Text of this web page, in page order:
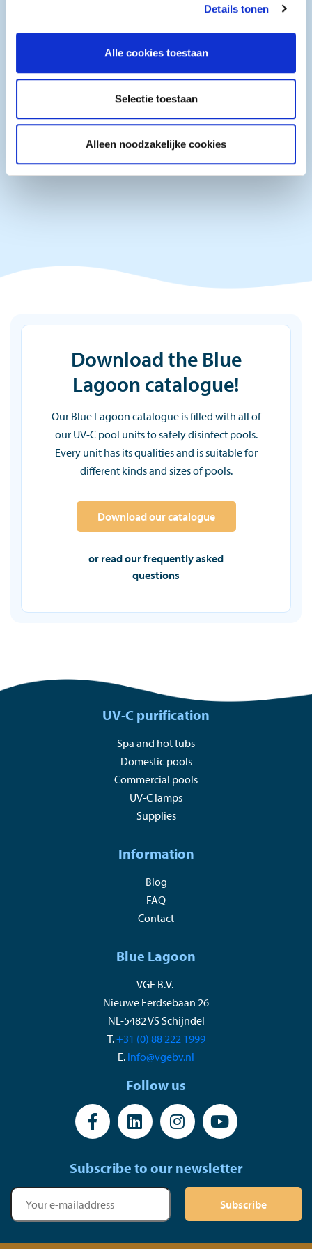
en om ons websiteverkeer te analyseren. Ook delen we
partners kunnen deze gegevens combineren met andere
informatie die u aan ze heeft verstrekt of die ze hebben
verzameld op basis van uw gebruik van hun services.
Details tonen
Alle cookies toestaan
Selectie toestaan
Alleen noodzakelijke cookies
PL-L lamps
of their compact size.
More info
Download the Blue
Lagoon catalogue!
Our Blue Lagoon catalogue is filled with all of
our UV-C pool units to safely disinfect pools.
Every unit has its qualities and is suitable for
different kinds and sizes of pools.
Download our catalogue
or read our frequently asked
questions
UV-C purification
Spa and hot tubs
Domestic pools
Commercial pools
UV-C lamps
Supplies
Information
Blog
FAQ
Contact
Blue Lagoon
VGE B.V.
Nieuwe Eerdsebaan 26
NL-5482 VS Schijndel
T.+31 (0) 88 222 1999
E. info@vgebv.nl
Follow us
Subscribe to our newsletter
Subscribe